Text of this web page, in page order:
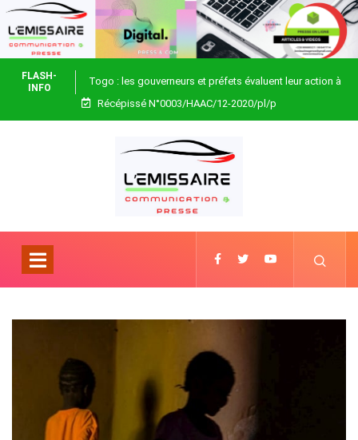
FLASH-
INFO
Togo : les gouverneurs et préfets évaluent leur action à
Blitta
Récépissé N°0003/HAAC/12-2020/pl/p